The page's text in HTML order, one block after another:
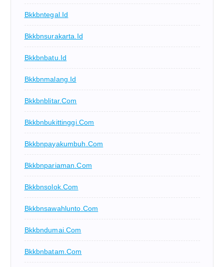
Bkkbntegal.id
Bkkbnsurakarta.id
Bkkbnbatu.id
Bkkbnmalang.id
Bkkbnblitar.com
Bkkbnbukittinggi.com
Bkkbnpayakumbuh.com
Bkkbnpariaman.com
Bkkbnsolok.com
Bkkbnsawahlunto.com
Bkkbndumai.com
Bkkbnbatam.com